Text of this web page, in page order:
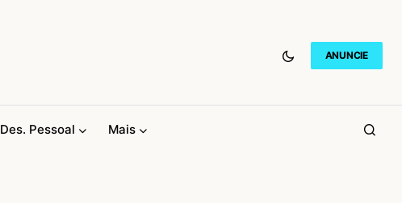
ANUNCIE
Des. Pessoal Mais